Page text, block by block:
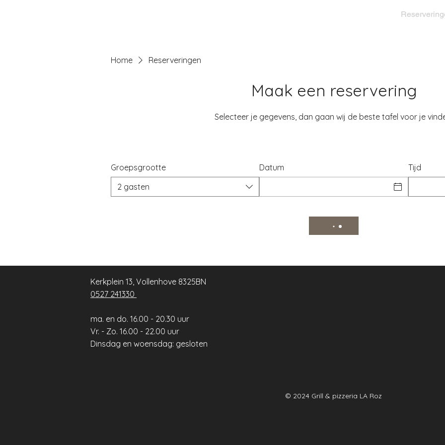
Home Reserveringen
Maak een reservering
Selecteer je gegevens, dan gaan wij de beste tafel voor je
Groepsgrootte
2 gasten
Datum Tijd
Kerkplein 13, Vollenhove 8325BN
0527 241330
ma. en do. 16.00 - 20.30 uur
Vr. - Zo. 16.00 - 22.00 uur
​Dinsdag en woensdag: gesloten
© 2024 Grill & pizzeria LA Roz